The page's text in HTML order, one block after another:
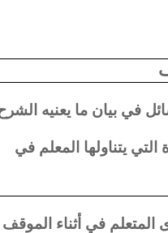
في بيان ما يعنيه
التي يتناولها المعلم في
في أثناء الموقف